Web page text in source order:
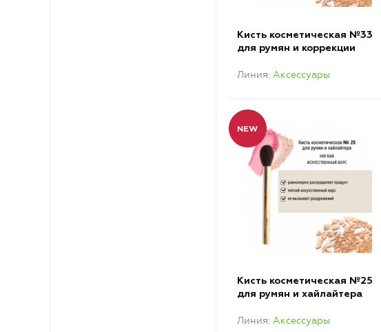
Кисть косметическая №33
для румян и коррекции
Линия Аксессуары
Кисть косметическая №25
для румян и хайлайтера
Линия Аксессуары